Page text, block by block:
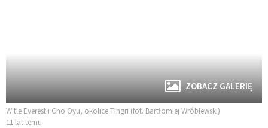
ZOBACZ GALERIĘ
W tle Everest i Cho Oyu, okolice Tingri (fot. Bartłomiej Wróblewski)
11 lat temu